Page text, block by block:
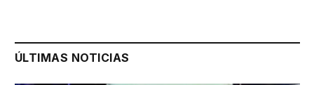
ÚLTIMAS NOTICIAS